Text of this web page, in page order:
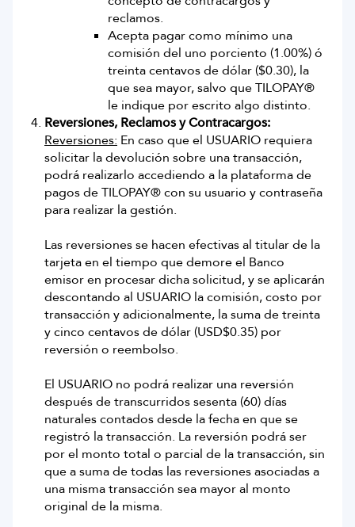
reclamos.
Acepta pagar como mínimo una
comisión del uno porciento (1.00%) ó
treinta centavos de dólar ($0.30), la
que sea mayor, salvo que TILOPAY®
le indique por escrito algo distinto.
Reversiones, Reclamos y Contracargos:
Reversiones: En caso que el USUARIO requiera
solicitar la devolución sobre una transacción,
podrá realizarlo accediendo a la plataforma de
pagos de TILOPAY® con su usuario y contraseña
para realizar la gestión.
Las reversiones se hacen efectivas al titular de la
tarjeta en el tiempo que demore el Banco
emisor en procesar dicha solicitud, y se aplicarán
descontando al USUARIO la comisión, costo por
transacción y adicionalmente, la suma de treinta
y cinco centavos de dólar (USD$0.35) por
reversión o reembolso.
El USUARIO no podrá realizar una reversión
después de transcurridos sesenta (60) días
naturales contados desde la fecha en que se
registró la transacción. La reversión podrá ser
por el monto total o parcial de la transacción, sin
que a suma de todas las reversiones asociadas a
una misma transacción sea mayor al monto
original de la misma.